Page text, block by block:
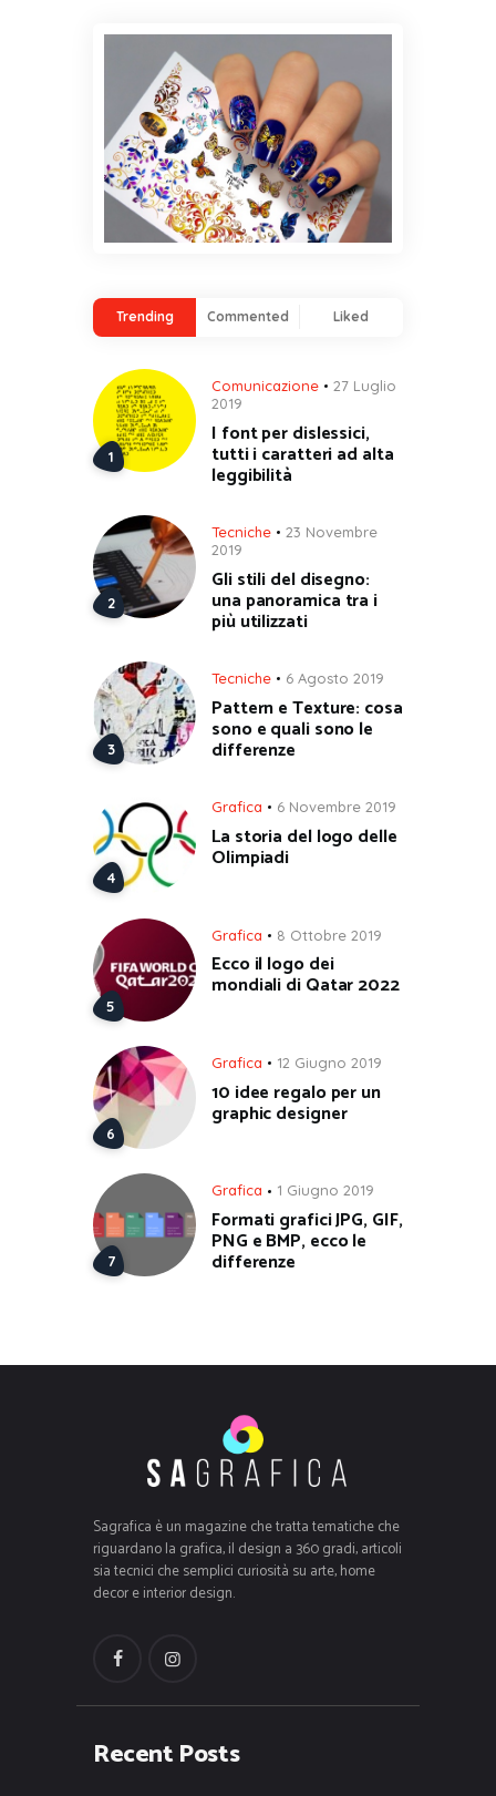
Trending Commented Liked
Comunicazione
27 Luglio
2019
I font per dislessici,
tutti i caratteri ad alta
leggibilità
Tecniche
23 Novembre
2019
Gli stili del disegno:
una panoramica tra i
più utilizzati
Tecniche 6 Agosto 2019
Pattern e Texture: cosa
sono e quali sono le
differenze
Grafica 6 Novembre 2019
La storia del logo delle
Olimpiadi
Grafica 8 Ottobre 2019
Ecco il logo dei
mondiali di Qatar 2022
Grafica 12 Giugno 2019
10 idee regalo per un
graphic designer
Grafica 1 Giugno 2019
Formati grafici JPG, GIF,
PNG e BMP, ecco le
differenze
Sagrafica è un magazine che tratta tematiche che
riguardano la grafica, il design a 360 gradi, articoli
sia tecnici che semplici curiosità su arte, home
decor e interior design.
Recent Posts